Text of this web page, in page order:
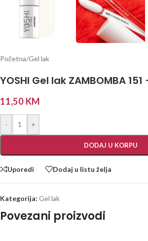
Početna/Gel lak
YOSHI Gel lak ZAMBOMBA
11,50 KM
- +
DODAJ U KORPU
Uporedi Dodaj u listu želja
Kategorija: Gel lak
Povezani proizvodi